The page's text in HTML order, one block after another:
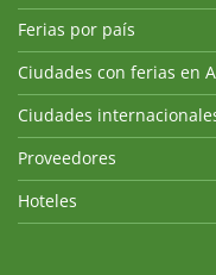
Ferias por país
Ciudades con ferias en
Ciudades
Proveedores
Hoteles